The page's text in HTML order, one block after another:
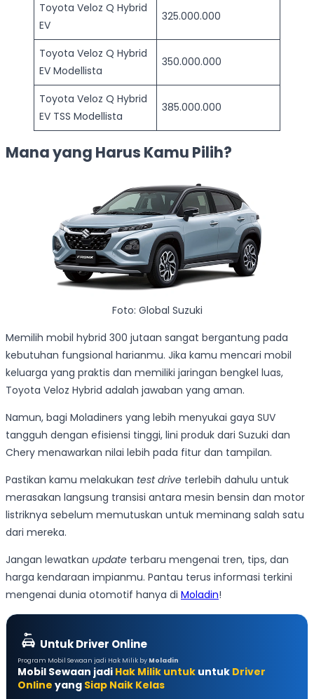
Toyota Veloz Q Hybrid
EV
325.000.000
Toyota Veloz Q Hybrid
EV Modellista
350.000.000
Toyota Veloz Q Hybrid
EV TSS Modellista
385.000.000
Mana yang Harus Kamu Pilih?
Foto: Global Suzuki
Memilih mobil hybrid 300 jutaan sangat bergantung pada
kebutuhan fungsional harianmu. Jika kamu mencari mobil
keluarga yang praktis dan memiliki jaringan bengkel luas,
Toyota Veloz Hybrid adalah jawaban yang aman.
Namun, bagi Moladiners yang lebih menyukai gaya SUV
tangguh dengan efisiensi tinggi, lini produk dari Suzuki dan
Chery menawarkan nilai lebih pada fitur dan tampilan.
Pastikan kamu melakukan test drive terlebih dahulu untuk
merasakan langsung transisi antara mesin bensin dan motor
listriknya sebelum memutuskan untuk meminang salah satu
dari mereka.
Jangan lewatkan update terbaru mengenai tren, tips, dan
harga kendaraan impianmu. Pantau terus informasi terkini
mengenai dunia otomotif hanya di Moladin!
Untuk Driver Online
Program Mobil Sewaan jadi Hak Milik by Moladin
Mobil Sewaan jadi Hak Milik untuk untuk Driver
Online yang Siap Naik Kelas